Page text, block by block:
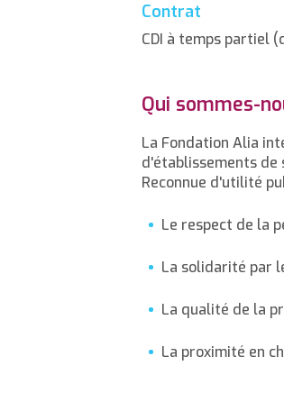
Contrat
CDI à temps partiel
Qui sommes-
La Fondation Alia
d'établissements de
Reconnue d'utilité
Le respect de la
La solidarité par
La qualité de la
La proximité en